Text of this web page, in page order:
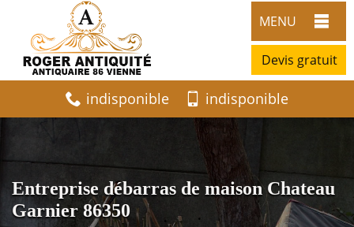
MENU
Devis gratuit
indisponible indisponible
Entreprise débarras de maison Chateau
Garnier 86350